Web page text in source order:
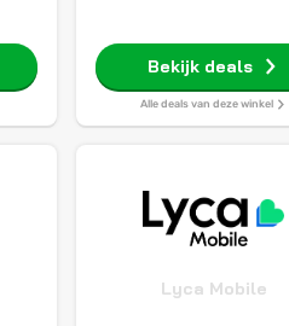
Bekijk deals
Alle deals van deze winkel
Lyca Mobile